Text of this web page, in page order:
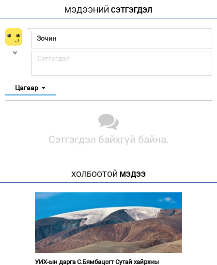
МЭДЭЭНИЙ СЭТГЭГДЭЛ
Цагаар
Сэтгэгдэл байхгүй байна.
ХОЛБООТОЙ МЭДЭЭ
УИХ-ын дарга С.Бямбацогт Сутай хайрхны